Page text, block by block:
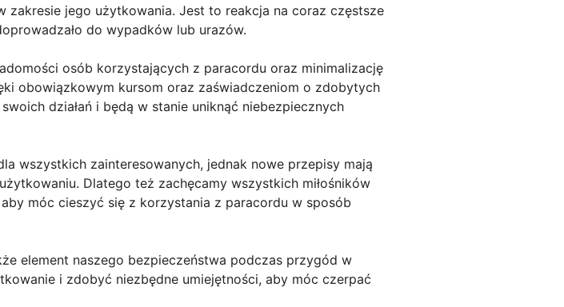
zakresie jego użytkowania. Jest to reakcja na coraz częstsze
do wypadków lub urazów.
osób korzystających z paracordu oraz minimalizację
obowiązkowym kursom oraz zaświadczeniom o zdobytych
działań i będą w stanie uniknąć niebezpiecznych
wszystkich zainteresowanych, jednak nowe przepisy mają
Dlatego też zachęcamy wszystkich miłośników
móc cieszyć się z korzystania z paracordu w sposób
element naszego bezpieczeństwa podczas przygód w
i zdobyć niezbędne umiejętności, aby móc czerpać